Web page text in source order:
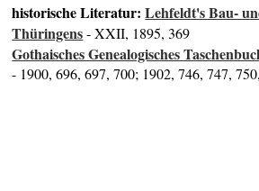
historische Literatur:Lehfeldt's Bau-
Thüringens- XXII, 1895, 369
Gothaisches Genealogisches
- 1900, 696, 697, 700; 1902, 746, 747,